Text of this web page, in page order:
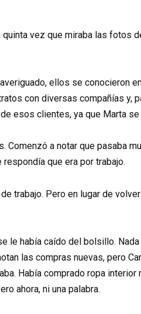
vez que miraba las fotos
ellos se conocieron
con diversas compañías y,
esos clientes, ya que Marta se
a notar que pasaba
que era por trabajo.
trabajo. Pero en lugar de
le había caído del bolsillo.
las compras nuevas, pero
Había comprado ropa interior
ahora, ni una palabra.